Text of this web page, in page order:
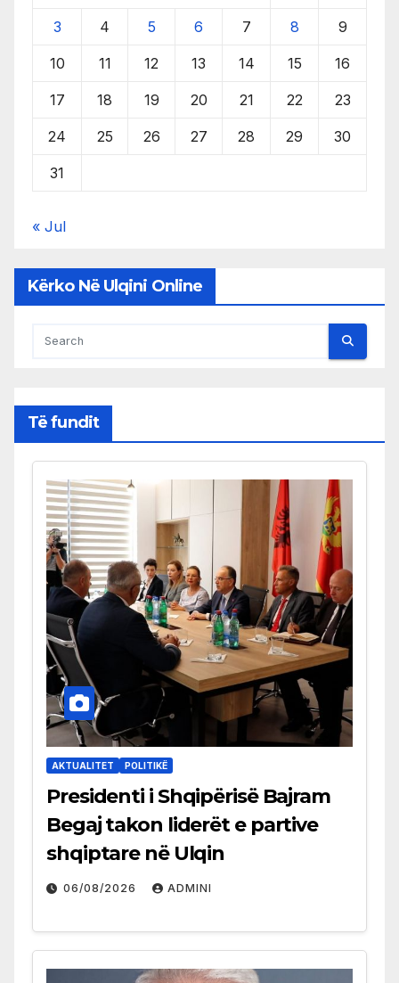
3 4 5 6 7 8 9
10 11 12 13 14 15 16
17 18 19 20 21 22 23
24 25 26 27 28 29 30
31
« Jul
Kërko Në Ulqini Online
Të fundit
AKTUALITET POLITIKË
Presidenti i Shqipërisë Bajram
Begaj takon liderët e partive
shqiptare në Ulqin
06/08/2026 ADMINI